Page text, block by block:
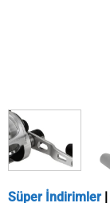
Süper İndirimler |